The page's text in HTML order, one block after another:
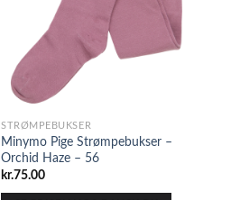
STRØMPEBUKSER
Minymo Pige Strømpebukser –
Orchid Haze – 56
kr.75.00